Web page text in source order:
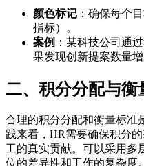
颜色标记 ：确保每个
指标）。
案例 ：某科技公司通
果发现创新提案数量增
二、积分分配与衡
合理的积分分配和衡量标准
践来看，HR需要确保积分
工的真实贡献。可以采用多
位的差异性和工作的复杂度。